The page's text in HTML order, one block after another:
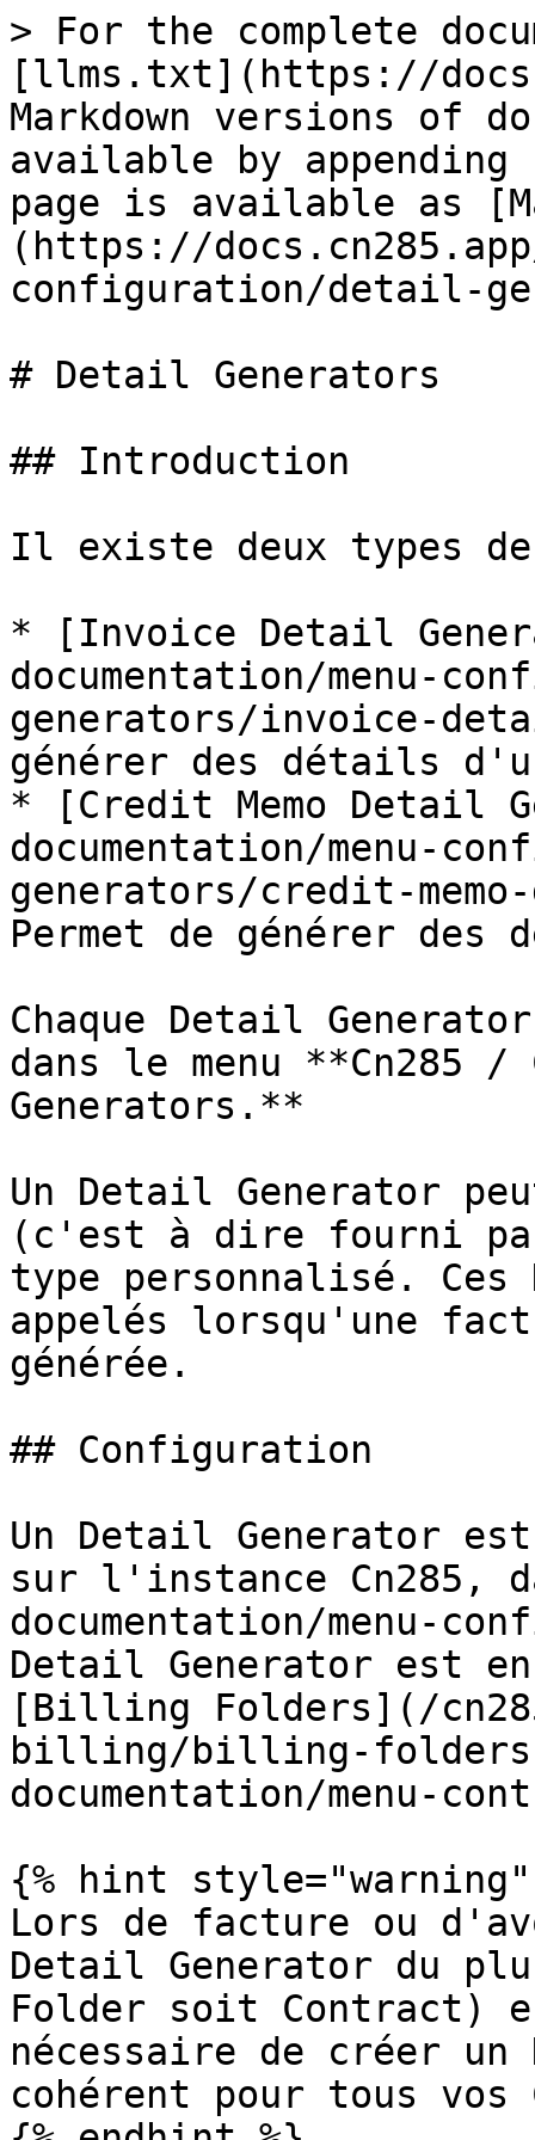
> For the complete
[llms.txt](https://
Markdown versions of
available by
page is available as
(https://
configuration/detail-
# Detail Generators
## Introduction
Il existe deux types
* [Invoice Detail
documentation/menu-
generators/invoice-
générer des détails
* [Credit Memo Detail
documentation/menu-
generators/credit-
Permet de générer
Chaque Detail
dans le menu
Generators.**
Un Detail Generator
(c'est à dire fourni
type personnalisé.
appelés lorsqu'une
générée.
## Configuration
Un Detail Generator
sur l'instance Cn285,
documentation/menu-
Detail Generator est
[Billing Folders](/
billing/billing-
documentation/menu-
{% hint style="warning"
Lors de facture ou
Detail Generator du
Folder soit Contract)
nécessaire de créer
cohérent pour tous